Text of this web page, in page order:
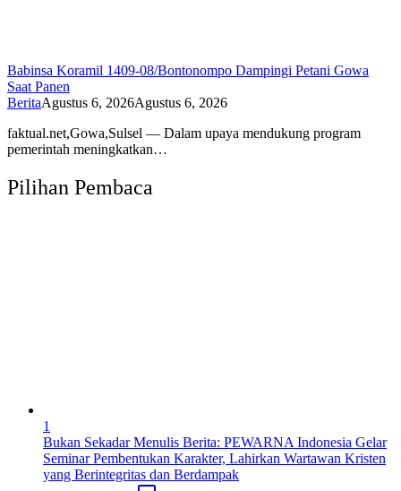
Babinsa Koramil 1409-08/Bontonompo Dampingi Petani Gowa
Saat Panen
BeritaAgustus 6, 2026Agustus 6, 2026
faktual.net,Gowa,Sulsel — Dalam upaya mendukung program
pemerintah meningkatkan…
Pilihan Pembaca
1
Bukan Sekadar Menulis Berita: PEWARNA Indonesia Gelar
Seminar Pembentukan Karakter, Lahirkan Wartawan Kristen
yang Berintegritas dan Berdampak